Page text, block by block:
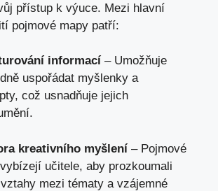
přístup k výuce. Mezi hlavní
pojmové mapy patří:
informací – Umožňuje
uspořádat myšlenky a
což usnadňuje jejich
kreativního myšlení – Pojmové
učitele, aby prozkoumali
mezi tématy a vzájemné